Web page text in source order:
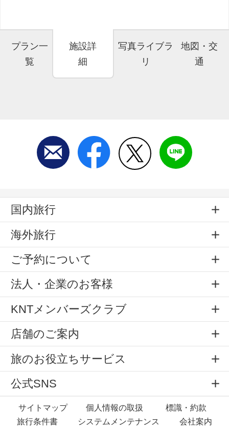
プラン一
覧
施設詳
細
写真ライブラ
リ
地図・交
通
国内旅行
海外旅行
ご予約について
法人・企業のお客様
KNTメンバーズクラブ
店舗のご案内
旅のお役立ちサービス
公式SNS
サイトマップ 個人情報の取扱
標識・約款
旅行条件書
システムメンテナンス 会社案内